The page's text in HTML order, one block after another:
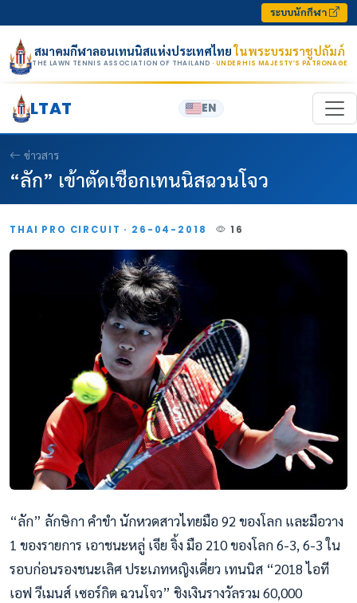
ระบบนักกีฬา
สมาคมกีฬาลอนเทนนิสแห่งประเทศไทยในพระบรมราชูปถัมภ์
THE LAWN TENNIS ASSOCIATION OF THAILAND · UNDER HIS MAJESTY’S PATRONAGE
LTAT EN
ข่าวสาร
“ลัก” เข้าตัดเชือกเทนนิสฉวนโจว
THAI PRO CIRCUIT · 26-04-2018 16
“ลัก” ลักษิกา คำขำ นักหวดสาวไทยมือ 92 ของโลก และมือวาง
1 ของรายการ เอาชนะหลู่ เจีย จิ้ง มือ 210 ของโลก 6-3, 6-3 ใน
รอบก่อนรองชนะเลิศ ประเภทหญิงเดี่ยว เทนนิส “2018 ไอที
เอฟ วีเมนส์ เซอร์กิต ฉวนโจว” ชิงเงินรางวัลรวม 60,000